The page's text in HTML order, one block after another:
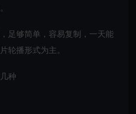
足够简单，容易复制，一天能
轮播形式为主。
种